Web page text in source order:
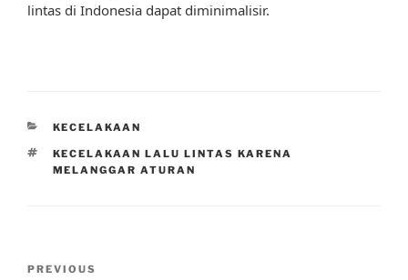
lintas di Indonesia dapat diminimalisir.
CATEGORIES
KECELAKAAN
TAGS
KECELAKAAN LALU LINTAS KARENA
MELANGGAR ATURAN
Previous
PREVIOUS